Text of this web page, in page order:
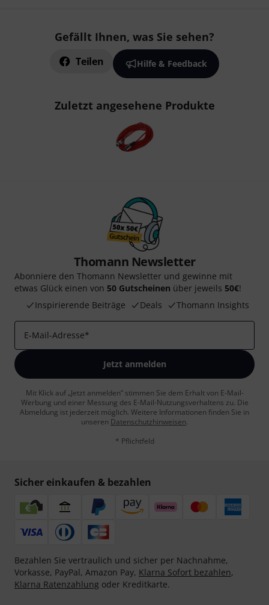
Gefällt Ihnen, was Sie sehen?
Teilen Hilfe & Feedback
Zuletzt angesehene Produkte
Thomann Newsletter
Abonniere den Thomann Newsletter und gewinne mit
etwas Glück einen von 50 Gutscheinen über jeweils 50€!
Inspirierende Beiträge
Deals Thomann Insights
E-Mail-Adresse*
Jetzt anmelden
Mit Klick auf „Jetzt anmelden“ stimmen Sie dem Erhalt von E-Mail-
Werbung und einer Messung des E-Mail-Nutzungsverhaltens zu. Die
Abmeldung ist jederzeit möglich. Weitere Informationen finden Sie in
unseren Datenschutzhinweisen.
* Pflichtfeld
Sicher einkaufen & bezahlen
Bezahlen Sie vertraulich und sicher per Nachnahme,
Vorkasse, PayPal, Amazon Pay, Klarna Sofort bezahlen,
Klarna Ratenzahlung oder Kreditkarte.